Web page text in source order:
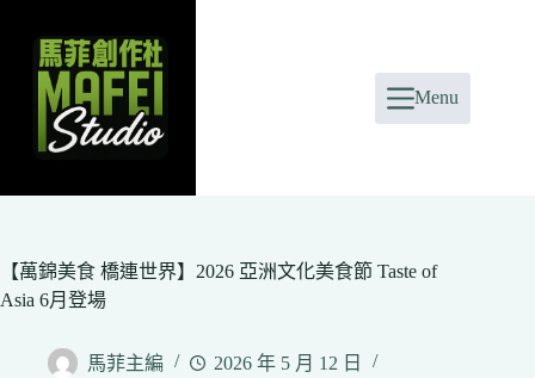
content
Menu
【萬錦美食 橋連世界】2026 亞洲文化美食節 Taste of
Asia 6月登場
馬菲主編
2026 年 5 月 12 日